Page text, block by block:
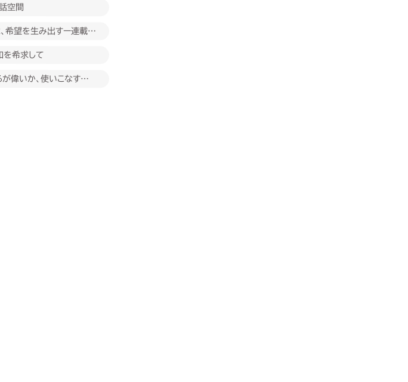
空間
望を生み出すー連載
希求して
偉いか、使いこなすが偉